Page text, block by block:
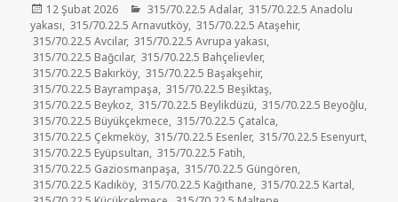
Yayın
tarihi
12 Şubat 2026 Kategoriler
315/70.22.5 Adalar, 315/70.22.5 Anadolu
yakası, 315/70.22.5 Arnavutköy, 315/70.22.5 Ataşehir,
315/70.22.5 Avcılar, 315/70.22.5 Avrupa yakası,
315/70.22.5 Bağcılar, 315/70.22.5 Bahçelievler,
315/70.22.5 Bakırköy, 315/70.22.5 Başakşehir,
315/70.22.5 Bayrampaşa, 315/70.22.5 Beşiktaş,
315/70.22.5 Beykoz, 315/70.22.5 Beylikdüzü, 315/70.22.5 Beyoğlu,
315/70.22.5 Büyükçekmece, 315/70.22.5 Çatalca,
315/70.22.5 Çekmeköy, 315/70.22.5 Esenler, 315/70.22.5 Esenyurt,
315/70.22.5 Eyüpsultan, 315/70.22.5 Fatih,
315/70.22.5 Gaziosmanpaşa, 315/70.22.5 Güngören,
315/70.22.5 Kadıköy, 315/70.22.5 Kağıthane, 315/70.22.5 Kartal,